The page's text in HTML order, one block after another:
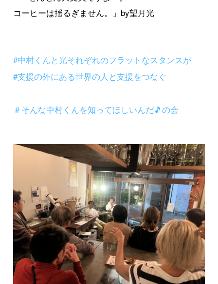
コーヒーは揺るぎません。」by望月光
#中村くんと光それぞれのフラットなスタンスが
#支援の外にある世界の人と支援をつなぐ
＃そんな中村くんを知ってほしいんだ🎵の会